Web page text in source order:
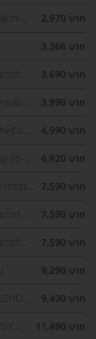
าะ
2,970 บาท
3,366 บาท
วด์
3,690 บาท
โดส
3,990 บาท
รับ
4,990 บาท
35 ปี
6,920 บาท
ตรวจ
7,590 บาท
วด์
7,590 บาท
วด์
7,590 บาท
9,290 บาท
9,490 บาท
11,490 บาท